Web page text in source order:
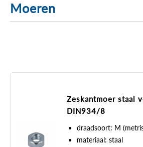
Moeren
Zeskantmoer staal
DIN934/8
draadsoort: M
materiaal: staal